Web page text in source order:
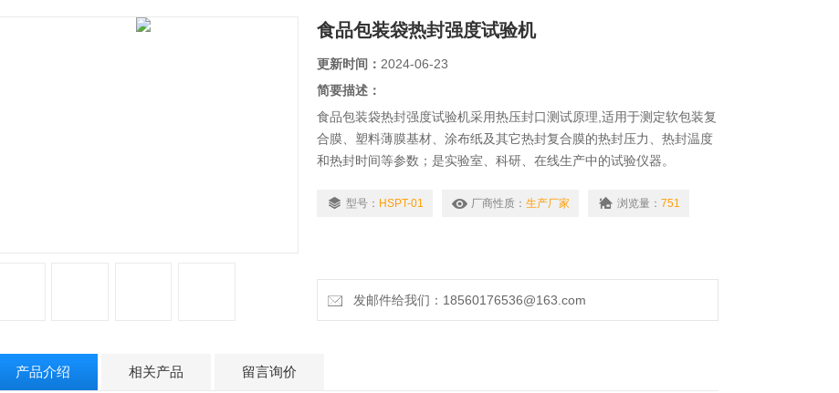
食品包装袋热封强度试验机
更新时间： 2024-06-23
简要描述：
食品包装袋热封强度试验机采用热压封口测试原理,适用于测定软包装复
合膜、塑料薄膜基材、涂布纸及其它热封复合膜的热封压力、热封温度
和热封时间等参数；是实验室、科研、在线生产中的试验仪器。
型号： HSPT-01 厂商性质： 生产厂家 浏览量： 751
发邮件给我们：18560176536@163.com
产品介绍 相关产品 留言询价